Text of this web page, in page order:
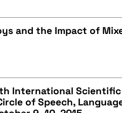
and the Impact of
International Scientific
of Speech,